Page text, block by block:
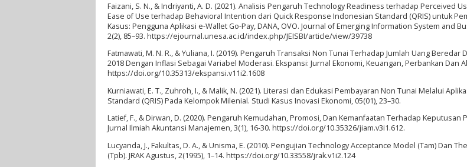
Faizani, S. N., & Indriyanti, A. D. (2021). Analisis Pengaruh Technology Readiness terhadap Perceived
Ease of Use terhadap Behavioral Intention dari Quick Response Indonesian Standard (QRIS) untuk
Kasus: Pengguna Aplikasi e-Wallet Go-Pay, DANA, OVO. Journal of Emerging Information System and
2(2), 85–93. https://ejournal.unesa.ac.id/index.php/JEISBI/article/view/39738
Fatmawati, M. N. R., & Yuliana, I. (2019). Pengaruh Transaksi Non Tunai Terhadap Jumlah Uang Beredar
2018 Dengan Inflasi Sebagai Variabel Moderasi. Ekspansi: Jurnal Ekonomi, Keuangan, Perbankan Dan
https://doi.org/10.35313/ekspansi.v11i2.1608
Kurniawati, E. T., Zuhroh, I., & Malik, N. (2021). Literasi dan Edukasi Pembayaran Non Tunai Melalui
Standard (QRIS) Pada Kelompok Milenial. Studi Kasus Inovasi Ekonomi, 05(01), 23–30.
Latief, F., & Dirwan, D. (2020). Pengaruh Kemudahan, Promosi, Dan Kemanfaatan Terhadap Keputusan
Jurnal Ilmiah Akuntansi Manajemen, 3(1), 16-30. https://doi.org/10.35326/jiam.v3i1.612.
Lucyanda, J., Fakultas, D. A., & Unisma, E. (2010). Pengujian Technology Acceptance Model (Tam) Dan
(Tpb). JRAK Agustus, 2(1995), 1–14. https://doi.org/10.33558/jrak.v1i2.124